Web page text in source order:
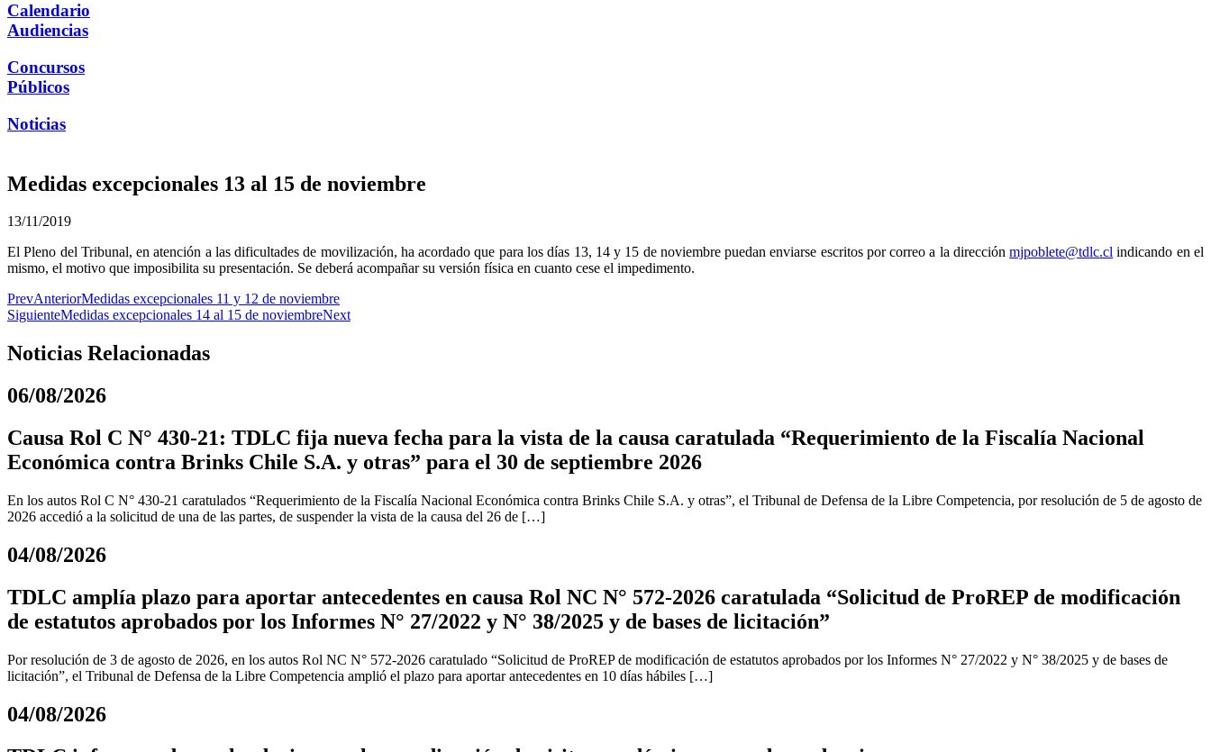
Calendario
Audiencias
Concursos
Públicos
Noticias
Medidas excepcionales 13 al 15 de noviembre
13/11/2019
El Pleno del Tribunal, en atención a las dificultades de movilización, ha acordado que para los días 13, 14 y 15 de noviembre puedan enviarse escritos por correo a la direcciónmjpoblete@tdlc.cl indicando en el
mismo, el motivo que imposibilita su presentación. Se deberá acompañar su versión física en cuanto cese el impedimento.
PrevAnteriorMedidas excepcionales 11 y 12 de noviembre
SiguienteMedidas excepcionales 14 al 15 de noviembreNext
Noticias Relacionadas
06/08/2026
Causa Rol C N° 430-21: TDLC fija nueva fecha para la vista de la causa caratulada “Requerimiento de la Fiscalía Nacional
Económica contra Brinks Chile S.A. y otras” para el 30 de septiembre 2026
En los autos Rol C N° 430-21 caratulados “Requerimiento de la Fiscalía Nacional Económica contra Brinks Chile S.A. y otras”, el Tribunal de Defensa de la Libre Competencia, por resolución de 5 de agosto de
2026 accedió a la solicitud de una de las partes, de suspender la vista de la causa del 26 de […]
04/08/2026
TDLC amplía plazo para aportar antecedentes en causa Rol NC N° 572-2026 caratulada “Solicitud de ProREP de modificación
de estatutos aprobados por los Informes N° 27/2022 y N° 38/2025 y de bases de licitación”
Por resolución de 3 de agosto de 2026, en los autos Rol NC N° 572-2026 caratulado “Solicitud de ProREP de modificación de estatutos aprobados por los Informes N° 27/2022 y N° 38/2025 y de bases de
licitación”, el Tribunal de Defensa de la Libre Competencia amplió el plazo para aportar antecedentes en 10 días hábiles […]
04/08/2026